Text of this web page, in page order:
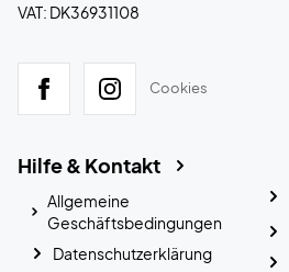
VAT: DK36931108
Cookies
Hilfe & Kontakt
Allgemeine
Geschäftsbedingungen
Datenschutzerklärung